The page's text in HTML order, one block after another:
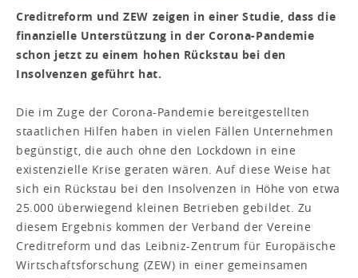
Creditreform und ZEW zeigen in einer Studie, dass die
finanzielle Unterstützung in der Corona-Pandemie
schon jetzt zu einem hohen Rückstau bei den
Insolvenzen geführt hat.
Die im Zuge der Corona-Pandemie bereitgestellten
staatlichen Hilfen haben in vielen Fällen Unternehmen
begünstigt, die auch ohne den Lockdown in eine
existenzielle Krise geraten wären. Auf diese Weise hat
sich ein Rückstau bei den Insolvenzen in Höhe von etwa
25.000 überwiegend kleinen Betrieben gebildet. Zu
diesem Ergebnis kommen der Verband der Vereine
Creditreform und das Leibniz-Zentrum für Europäische
Wirtschaftsforschung (ZEW) in einer gemeinsamen